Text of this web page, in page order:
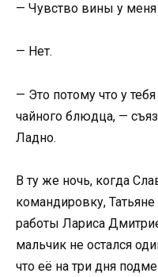
— Чувство вины у
— Нет.
— Это потому что у
чайного блюдца, —
Ладно.
В ту же ночь, когда
командировку,
работы Лариса
мальчик не остался
что её на три дня